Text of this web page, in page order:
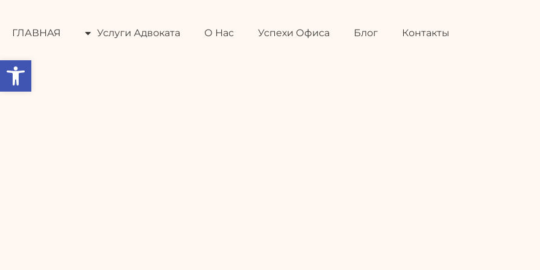
Open toolbar
ГЛАВНАЯ Услуги Адвоката О Нас Успехи Офиса Блог Контакты
ГЛАВНАЯ Услуги Адвоката О Нас Успехи Офиса